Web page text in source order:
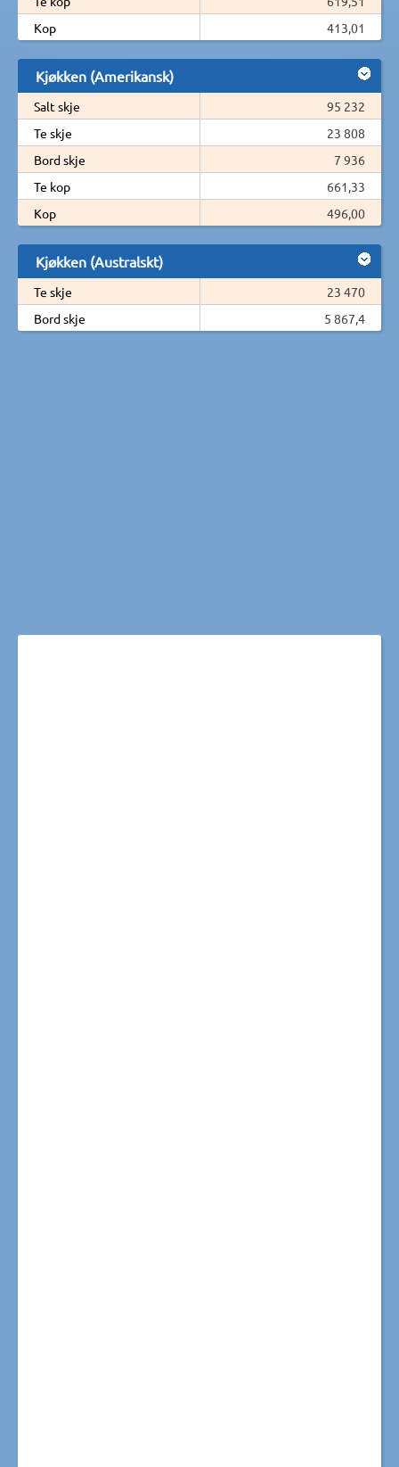
Kop
413,01
Kjøkken (Amerikansk)
Salt skje
95 232
Te skje
23 808
Bord skje
7 936
Te kop
661,33
Kop
496,00
Kjøkken (Australskt)
Te skje
23 470
Bord skje
5 867,4